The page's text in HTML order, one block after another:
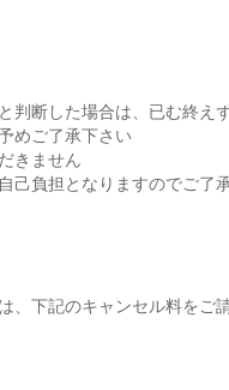
判断した場合は、已む終え
めご了承下さい
きません
己負担となりますのでご了
、下記のキャンセル料をご